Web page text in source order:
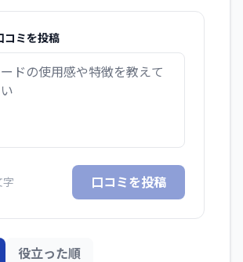
コミを投稿
字 口コミを投稿
役立った順